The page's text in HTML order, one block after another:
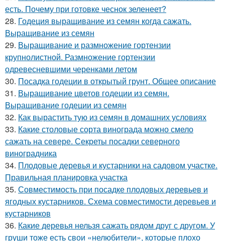
есть. Почему при готовке чеснок зеленеет?
28. Годеция выращивание из семян когда сажать.
Выращивание из семян
29. Выращивание и размножение гортензии
крупнолистной. Размножение гортензии
одревесневшими черенками летом
30. Посадка годеции в открытый грунт. Общее описание
31. Выращивание цветов годеции из семян.
Выращивание годеции из семян
32. Как вырастить тую из семян в домашних условиях
33. Какие столовые сорта винограда можно смело
сажать на севере. Секреты посадки северного
виноградника
34. Плодовые деревья и кустарники на садовом участке.
Правильная планировка участка
35. Совместимость при посадке плодовых деревьев и
ягодных кустарников. Схема совместимости деревьев и
кустарников
36. Какие деревья нельзя сажать рядом друг с другом. У
груши тоже есть свои «нелюбители», которые плохо